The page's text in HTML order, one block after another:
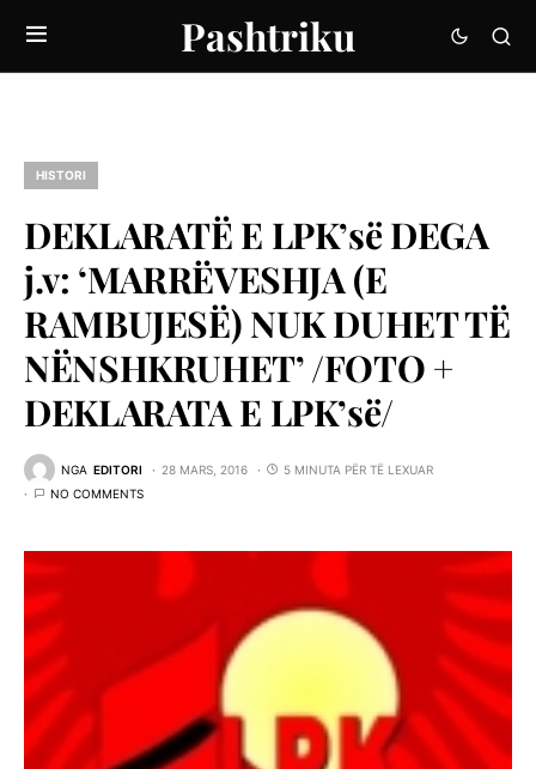
Pashtriku
HISTORI
DEKLARATË E LPK’së DEGA
j.v: ‘MARRËVESHJA (E
RAMBUJESË) NUK DUHET TË
NËNSHKRUHET’ /FOTO +
DEKLARATA E LPK’së/
NGA EDITORI 28 MARS, 2016
5 MINUTA PËR TË LEXUAR
NO COMMENTS